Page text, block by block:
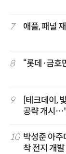
7 애플, 패널
8 “롯데·금호
9
[테크데이,
공략 개시
10 박성준 아
착 전지 개발